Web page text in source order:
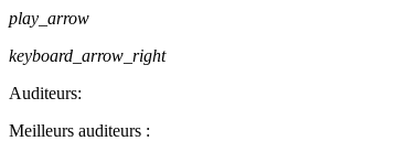
play_arrow
keyboard_arrow_right
Auditeurs:
Meilleurs auditeurs :